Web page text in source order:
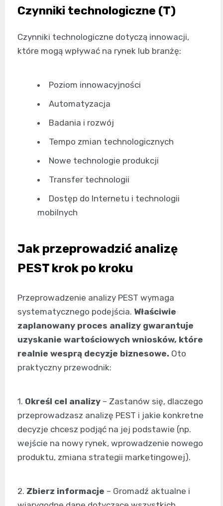
Czynniki technologiczne (T)
Czynniki technologiczne dotyczą innowacji,
które mogą wpływać na rynek lub branżę:
Poziom innowacyjności
Automatyzacja
Badania i rozwój
Tempo zmian technologicznych
Nowe technologie produkcji
Transfer technologii
Dostęp do Internetu i technologii
mobilnych
Jak przeprowadzić analizę
PEST krok po kroku
Przeprowadzenie analizy PEST wymaga
systematycznego podejścia. Właściwie
zaplanowany proces analizy gwarantuje
uzyskanie wartościowych wniosków, które
realnie wesprą decyzje biznesowe. Oto
praktyczny przewodnik:
1. Określ cel analizy – Zastanów się, dlaczego
przeprowadzasz analizę PEST i jakie konkretne
decyzje chcesz podjąć na jej podstawie (np.
wejście na nowy rynek, wprowadzenie nowego
produktu, zmiana strategii marketingowej).
2. Zbierz informacje – Gromadź aktualne i